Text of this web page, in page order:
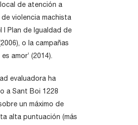
de atención a
violencia machista
I Plan de Igualdad de
o la campañas
amor’ (2014).
evaluadora ha
a Sant Boi 1228
un máximo de
alta puntuación (más